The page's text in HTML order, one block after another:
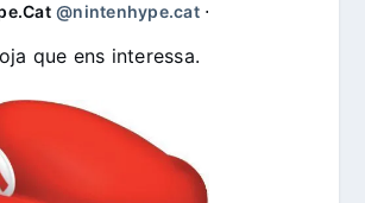
@nintenhype.cat⋅
que ens interessa.